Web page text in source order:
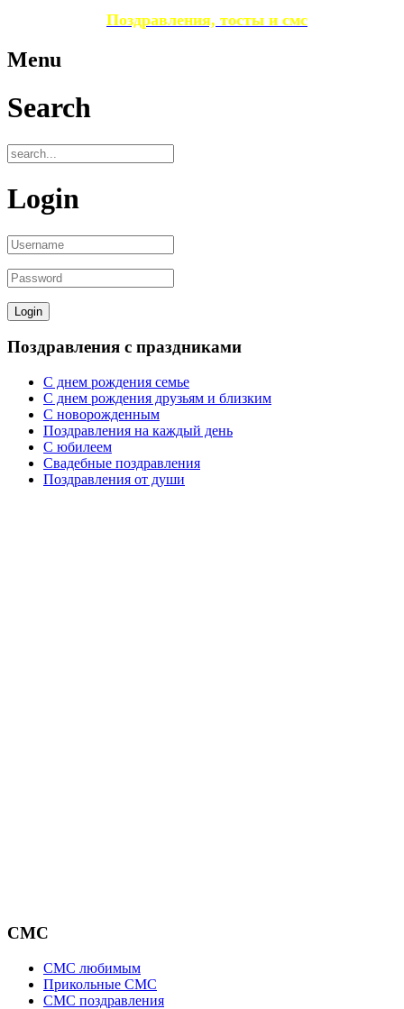
Поздравления, тосты и смс
Menu
Search
Login
Поздравления с праздниками
С днем рождения семье
С днем рождения друзьям и близким
C новорожденным
Поздравления на каждый день
С юбилеем
Свадебные поздравления
Поздравления от души
СМС
СМС любимым
Прикольные СМС
СМС поздравления